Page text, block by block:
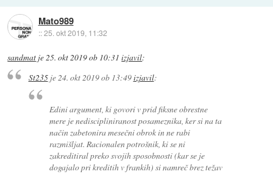
Mato989
::25. okt 2019, 11:32
sandmat je 25. okt 2019 ob 10:31 izjavil:
St235je24. okt 2019 ob 13:49izjavil:
Edini argument, ki govori v prid fiksne obrestne
mere je nediscipliniranost posameznika, ker si na ta
način zabetonira mesečni obrok in ne rabi
razmišljat. Racionalen potrošnik, ki se ni
zakreditiral preko svojih sposobnosti (kar se je
dogajalo pri kreditih v frankih) si namreč brez težav